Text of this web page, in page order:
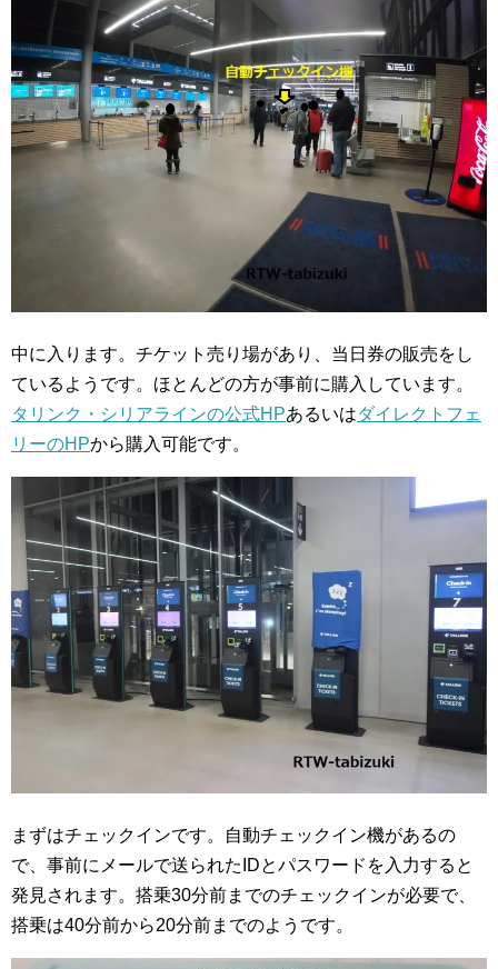
中に入ります。チケット売り場があり、当日券の販売をし
ているようです。ほとんどの方が事前に購入しています。
タリンク・シリアラインの公式HPあるいはダイレクトフェ
リーのHPから購入可能です。
まずはチェックインです。自動チェックイン機があるの
で、事前にメールで送られたIDとパスワードを入力すると
発見されます。搭乗30分前までのチェックインが必要で、
搭乗は40分前から20分前までのようです。